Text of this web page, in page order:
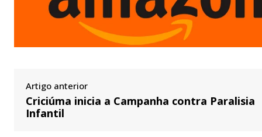
Artigo anterior
Criciúma inicia a Campanha contra Paralisia
Infantil